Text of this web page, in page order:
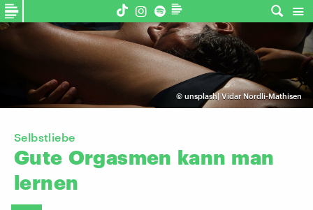
© unsplash| Vidar Nordli-Mathisen
Selbstliebe
Gute Orgasmen kann man
lernen